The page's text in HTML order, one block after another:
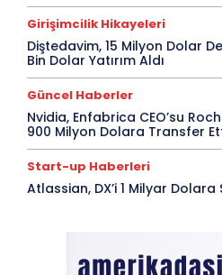
Girişimcilik Hikayeleri
Diştedavim, 15 Milyon Dolar
Bin Dolar Yatırım Aldı
Güncel Haberler
Nvidia, Enfabrica CEO’su
900 Milyon Dolara Transfer
Start-up Haberleri
Atlassian, DX’i 1 Milyar Dolara